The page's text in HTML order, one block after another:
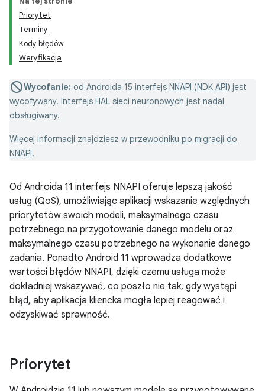
Priorytet
Terminy
Kody błędów
Weryfikacja
Wycofanie: od Androida 15 interfejs NNAPI (NDK API) jest
wycofywany. Interfejs HAL sieci neuronowych jest nadal
obsługiwany.
Więcej informacji znajdziesz w przewodniku po migracji do
NNAPI.
Od Androida 11 interfejs NNAPI oferuje lepszą jakość
usług (QoS), umożliwiając aplikacji wskazanie względnych
priorytetów swoich modeli, maksymalnego czasu
potrzebnego na przygotowanie danego modelu oraz
maksymalnego czasu potrzebnego na wykonanie danego
zadania. Ponadto Android 11 wprowadza dodatkowe
wartości błędów NNAPI, dzięki czemu usługa może
dokładniej wskazywać, co poszło nie tak, gdy wystąpi
błąd, aby aplikacja kliencka mogła lepiej reagować i
odzyskiwać sprawność.
Priorytet